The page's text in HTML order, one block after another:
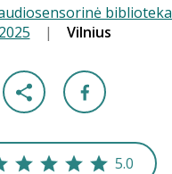
biblioteka
2025 | Vilnius
5.0